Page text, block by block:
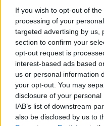
If you wish to opt-out of
processing of your
targeted advertising by us,
section to confirm your
opt-out request is
interest-based ads based
us or personal information
your opt-out. You may
disclosure of your
IAB’s list of downstream
also be disclosed by us to
08.
Te
08. 02.
SOKAN ROSSZUL
EMIATT CSÖKKENHET A
Érdemes odafigyelni rá
08. 01.
EGYRE TÖBB